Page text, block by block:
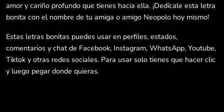
amor y cariño profundo que tienes hacia ella. ¡Dedícale esta letra
bonita con el nombre de tu amiga o amigo Neopolo hoy mismo!
Estas letras bonitas puedes usar en perfiles, estados,
comentarios y chat de Facebook, Instagram, WhatsApp, Youtube,
Tiktok y otras redes sociales. Para usar solo tienes que hacer clic
y luego pegar donde quieras.